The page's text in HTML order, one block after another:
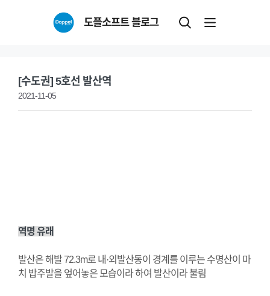
도플소프트 블로그
[수도권] 5호선 발산역
2021-11-05
역명 유래
발산은 해발 72.3m로 내·외발산동이 경계를 이루는 수명산이 마
치 밥주발을 엎어놓은 모습이라 하여 발산이라 불림